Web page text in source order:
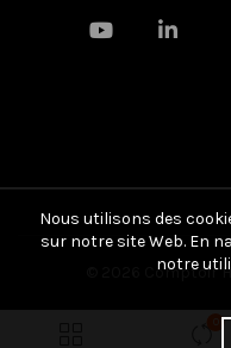
Comptoir
Nous utilisons des
sur notre site Web. En
notre